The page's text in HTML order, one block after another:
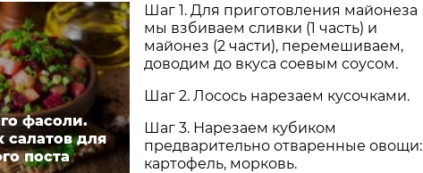
фасоли.
салатов для
поста
Шаг 1. Для приготовления майонеза
мы взбиваем сливки (1 часть) и
майонез (2 части), перемешиваем,
доводим до вкуса соевым соусом.
Шаг 2. Лосось нарезаем кусочками.
Шаг 3. Нарезаем кубиком
предварительно отваренные овощи:
картофель, морковь.